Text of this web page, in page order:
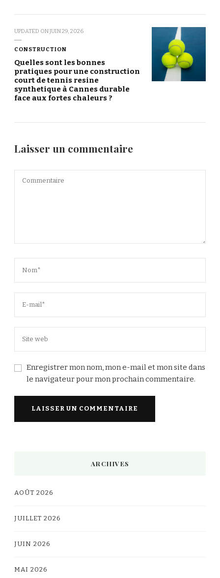
UPDATED ONJUIN 29, 2026
CONSTRUCTION
Quelles sont les bonnes
pratiques pour une construction
court de tennis resine
synthetique à Cannes durable
face aux fortes chaleurs ?
Laisser un commentaire
Enregistrer mon nom, mon e-mail et mon site dans
le navigateur pour mon prochain commentaire.
ARCHIVES
AOÛT 2026
JUILLET 2026
JUIN 2026
MAI 2026